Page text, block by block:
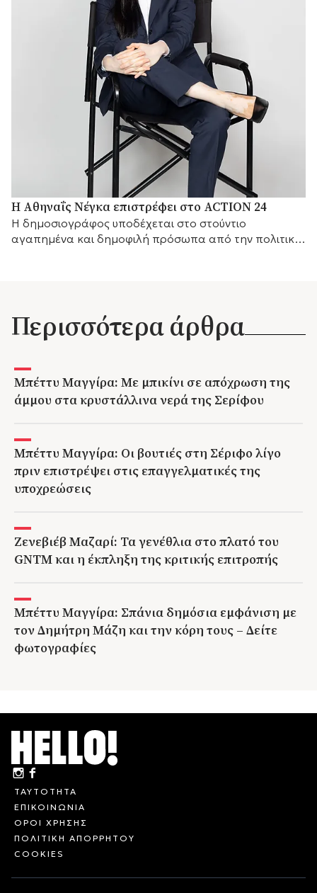
Η Αθηναΐς Νέγκα επιστρέφει στο ACTION 24
H δημοσιογράφος υποδέχεται στο στούντιο
αγαπημένα και δημοφιλή πρόσωπα από την πολιτική
Περισσότερα άρθρα
Μπέττυ Μαγγίρα: Με μπικίνι σε απόχρωση της
άμμου στα κρυστάλλινα νερά της Σερίφου
Μπέττυ Μαγγίρα: Οι βουτιές στη Σέριφο λίγο
πριν επιστρέψει στις επαγγελματικές της
υποχρεώσεις
Ζενεβιέβ Μαζαρί: Τα γενέθλια στο πλατό του
GNTM και η έκπληξη της κριτικής επιτροπής
Μπέττυ Μαγγίρα: Σπάνια δημόσια εμφάνιση με
τον Δημήτρη Μάζη και την κόρη τους – Δείτε
φωτογραφίες
ΤΑΥΤΟΤΗΤΑ
ΕΠΙΚΟΙΝΩΝΙΑ
ΟΡΟΙ ΧΡΗΣΗΣ
ΠΟΛΙΤΙΚΗ ΑΠΟΡΡΗΤΟΥ
COOKIES